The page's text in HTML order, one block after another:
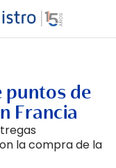
puntos de
Francia
la compra de la